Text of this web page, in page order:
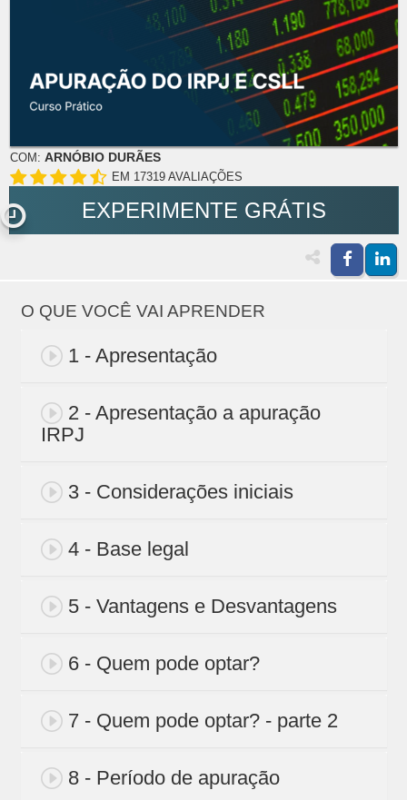
COM: ARNÓBIO DURÃES
EM 17319 AVALIAÇÕES
EXPERIMENTE GRÁTIS
O QUE VOCÊ VAI APRENDER
1 - Apresentação
2 - Apresentação a apuração
IRPJ
3 - Considerações iniciais
4 - Base legal
5 - Vantagens e Desvantagens
6 - Quem pode optar?
7 - Quem pode optar? - parte 2
8 - Período de apuração